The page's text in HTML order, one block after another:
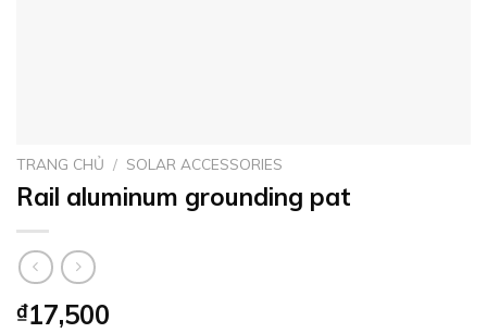
TRANG CHỦ / SOLAR ACCESSORIES
Rail aluminum grounding pat
₫17,500